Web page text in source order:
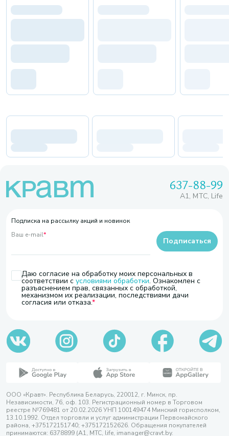
637-88-99
A1, МТС, Life
Подписка на рассылку акций и новинок
Ваш e-mail*
Даю согласие на обработку моих персональных в
соответствии с условиями обработки. Ознакомлен с
разъяснением прав, связанных с обработкой,
механизмом их реализации, последствиями дачи
согласия или отказа.
Подписаться
ООО «Кравт». Республика Беларусь, 220012, г. Минск, пр.
Независимости, 76, оф. 103. Регистрационный номер в Торговом
реестре №769481 от 20.02.2026 УНП 100149474 Минский горисполком,
13.10.1992. Отдел торговли и услуг администрации Первомайского
района, +375172151740; +375172152626. Обращения покупателей
принимаются: 6378899 (А1, МТС, life, imanager@cravt.by.